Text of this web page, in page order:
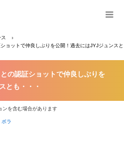
ョットで仲良しぶりを公開！過去にはJYJジュンスと
の認証ショットで仲良しぶりを
とも・・・
ンを含む場合があります
ボラ